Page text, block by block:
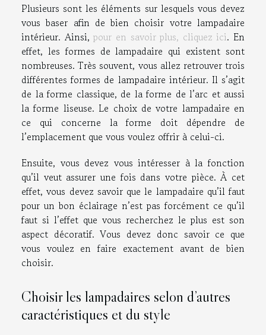
Plusieurs sont les éléments sur lesquels vous devez
vous baser afin de bien choisir votre lampadaire
intérieur. Ainsi,pour en savoir plus, cliquez ici. En
effet, les formes de lampadaire qui existent sont
nombreuses. Très souvent, vous allez retrouver trois
différentes formes de lampadaire intérieur. Il s’agit
de la forme classique, de la forme de l’arc et aussi
la forme liseuse. Le choix de votre lampadaire en
ce qui concerne la forme doit dépendre de
l’emplacement que vous voulez offrir à celui-ci.
Ensuite, vous devez vous intéresser à la fonction
qu’il veut assurer une fois dans votre pièce. À cet
effet, vous devez savoir que le lampadaire qu’il faut
pour un bon éclairage n’est pas forcément ce qu’il
faut si l’effet que vous recherchez le plus est son
aspect décoratif. Vous devez donc savoir ce que
vous voulez en faire exactement avant de bien
choisir.
Choisir les lampadaires selon d’autres
caractéristiques et du style